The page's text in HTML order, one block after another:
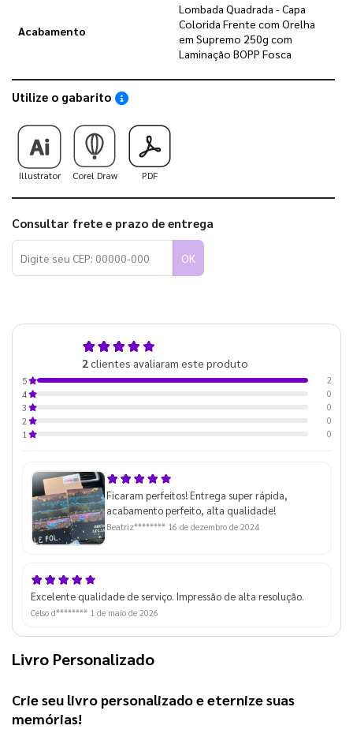
Acabamento
Lombada Quadrada - Capa
Colorida Frente com Orelha
em Supremo 250g com
Laminação BOPP Fosca
Utilize o gabarito Saiba como utilizar os nossos gabaritos
Illustrator Corel Draw PDF
Consultar frete e prazo de entrega
OK
2clientes avaliaram este produto
5
2
4
0
3
0
2
0
1
0
Ficaram perfeitos! Entrega super rápida,
acabamento perfeito, alta qualidade!
Beatriz******** 16 de dezembro de 2024
Excelente qualidade de serviço. Impressão de alta resolução.
Celso d******** 1 de maio de 2026
Livro Personalizado
Crie seu livro personalizado e eternize suas
memórias!